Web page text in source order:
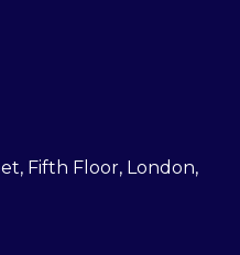
Fifth Floor, London,